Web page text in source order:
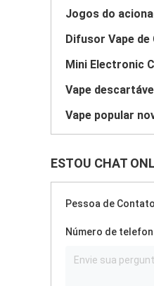
Difusor Vape de
Mini Electronic
Vape popular
ESTOU CHAT
Pessoa de
Número de